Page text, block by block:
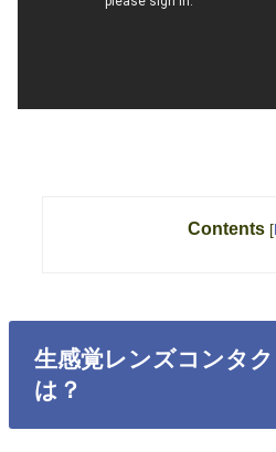
Contents [
生感覚レンズコンタ
は？